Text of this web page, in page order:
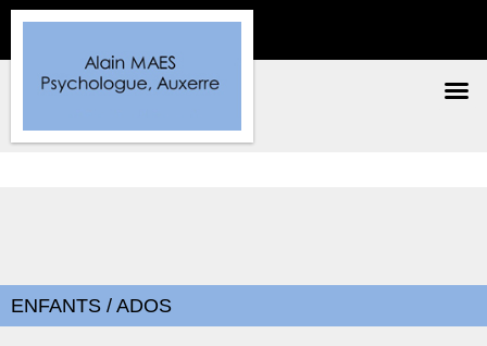
ENFANTS / ADOS